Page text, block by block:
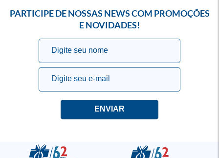
PARTICIPE DE NOSSAS NEWS COM PROMOÇÕES
E NOVIDADES!